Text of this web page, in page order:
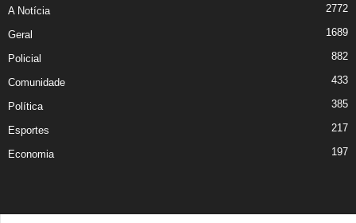
A Notícia 2772
Geral 1689
Policial 882
Comunidade 433
Política 385
Esportes 217
Economia 197